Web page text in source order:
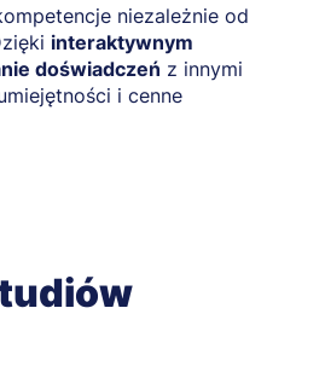
niezależnie od
interaktywnym
doświadczeń z innymi
i cenne